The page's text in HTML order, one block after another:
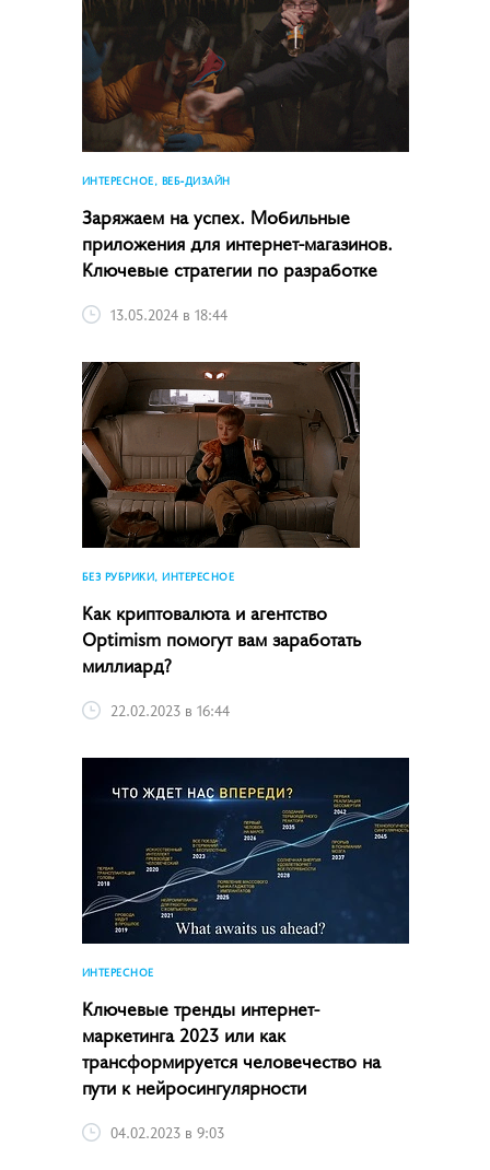
ИНТЕРЕСНОЕ, ВЕБ-ДИЗАЙН
Заряжаем на успех. Мобильные
приложения для интернет-магазинов.
Ключевые стратегии по разработке
13.05.2024 в 18:44
БЕЗ РУБРИКИ, ИНТЕРЕСНОЕ
Как криптовалюта и агентство
Optimism помогут вам заработать
миллиард?
22.02.2023 в 16:44
ИНТЕРЕСНОЕ
Ключевые тренды интернет-
маркетинга­ 2023 или как
трансформируется человечество на
пути к нейросингулярности
04.02.2023 в 9:03